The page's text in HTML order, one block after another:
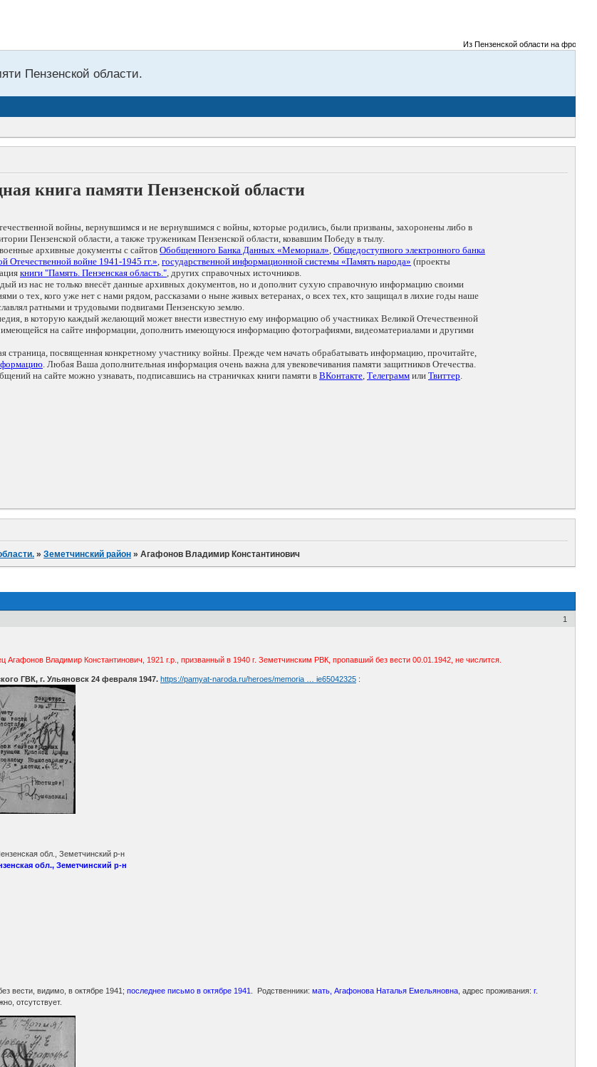
Из Пензенской области на фронты
Пензенской области.
книга памяти Пензенской области
войны, вернувшимся и не вернувшимся с войны, которые родились, были призваны, захоронены либо в
Пензенской области, а также труженикам Пензенской области, ковавшим Победу в тылу.
архивные документы с сайтов Обобщенного Банка Данных «Мемориал», Общедоступного электронного банка
Отечественной войне 1941-1945 гг.», государственной информационной системы «Память народа» (проекты
книги "Память. Пензенская область.", других справочных источников.
из нас не только внесёт данные архивных документов, но и дополнит сухую справочную информацию своими
о тех, кого уже нет с нами рядом, рассказами о ныне живых ветеранах, о всех тех, кто защищал в лихие годы наше
ратными и трудовыми подвигами Пензенскую землю.
в которую каждый желающий может внести известную ему информацию об участниках Великой Отечественной
имеющейся на сайте информации, дополнить имеющуюся информацию фотографиями, видеоматериалами и другими
страница, посвященная конкретному участнику войны. Прежде чем начать обрабатывать информацию, прочитайте,
. Любая Ваша дополнительная информация очень важна для увековечивания памяти защитников Отечества.
на сайте можно узнавать, подписавшись на страничках книги памяти в ВКонтакте, Телеграмм или Твиттер.
»Земетчинский район »Агафонов Владимир Константинович
1
Агафонов Владимир Константинович, 1921 г.р., призванный в 1940 г. Земетчинским РВК, пропавший без вести 00.01.1942, не числится.
ГВК, г. Ульяновск 24 февраля 1947. https://pamyat-naroda.ru/heroes/memoria … ie65042325 :
обл., Земетчинский р-н
обл., Земетчинский р-н
вести, видимо, в октябре 1941;последнее письмо в октябре 1941. Родственники: мать, Агафонова Наталья Емельяновна , адрес проживания: г.
отсутствует.